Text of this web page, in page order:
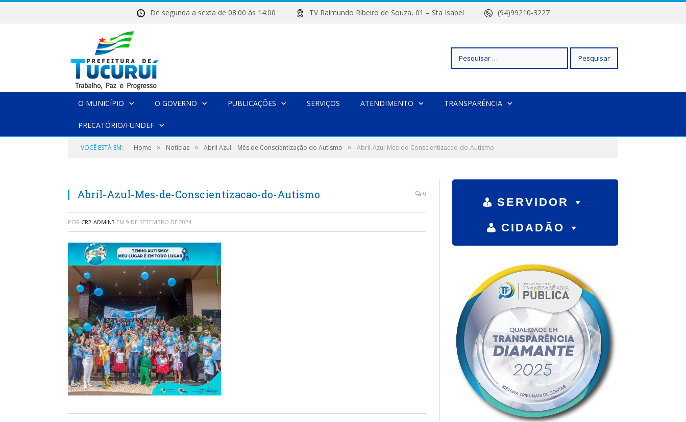
De segunda a sexta de 08:00 às 14:00 TV Raimundo Ribeiro de Souza, 01 – Sta Isabel (94)99210-3227
Pesquisar
O MUNICÍPIO O GOVERNO PUBLICAÇÕES SERVIÇOS ATENDIMENTO TRANSPARÊNCIA
PRECATÓRIO/FUNDEF
VOCÊ ESTÁ EM: Home » Notícias » Abril Azul – Mês de Conscientização do Autismo » Abril-Azul-Mes-de-Conscientizacao-do-Autismo
Abril-Azul-Mes-de-Conscientizacao-do-Autismo 0
POR CR2-ADMIN3 EM 9 DE SETEMBRO DE 2024
SERVIDOR
CIDADÃO